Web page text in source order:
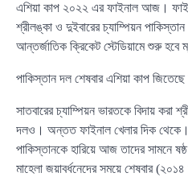
এশিয়া কাপ ২০২২ এর ফাইনাল আজ।
শ্রীলঙ্কা ও দুইবারের চ্যাম্পিয়ন
আন্তর্জাতিক ক্রিকেট স্টেডিয়ামে শুরু হবে
পাকিস্তান দল শেষবার এশিয়া কাপ
সাতবারের চ্যাম্পিয়ন ভারতকে বিদায় করা
দলও। অন্তত ফাইনাল খেলার দিক থেকে।
পাকিস্তানকে হারিয়ে আজ তাদের সামনে
মাহেলা জয়াবর্ধনেদের সময়ে শেষবার